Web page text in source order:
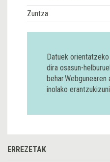
Zuntza
Datuek
dira osasun-
inolako
ERREZETAK